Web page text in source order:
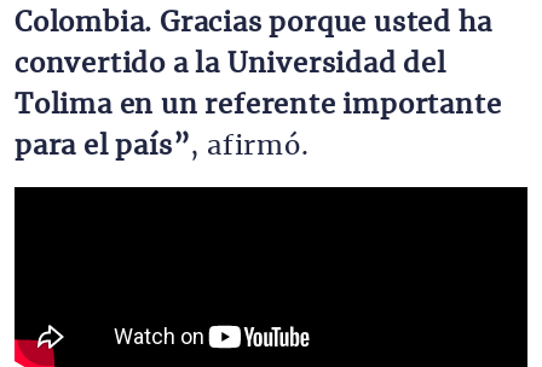
Colombia. Gracias porque usted ha
convertido a la Universidad del
Tolima en un referente importante
para el país”, afirmó.